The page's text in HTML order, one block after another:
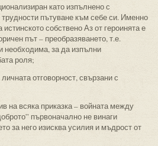
като изпълнено с
пътуване към себе си. Именно
собствено Аз от героинята е
път – преобразяването, т.е.
необходима, за да изпълни
роля;
отговорност, свързани с
на всяка приказка – войната между
първоначално не винаги
за него изисква усилия и мъдрост от